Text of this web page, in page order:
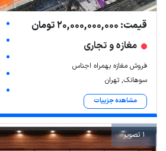
قیمت: 20,000,000,000 تومان
مغازه و تجاری
فروش مغازه بهمراه اجناس
سوهانک, تهران
مشاهده جزییات
1 تصویر